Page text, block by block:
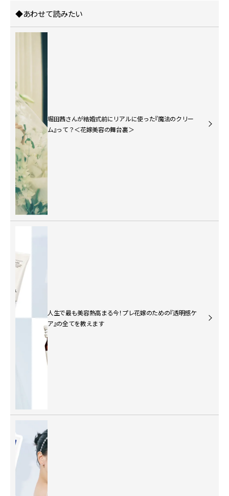
◆あわせて読みたい
堀田茜さんが結婚式前にリアルに使った『魔法のクリー
ム』って？＜花嫁美容の舞台裏＞
人生で最も美容熱高まる今！プレ花嫁のための『透明感ケ
ア』の全てを教えます